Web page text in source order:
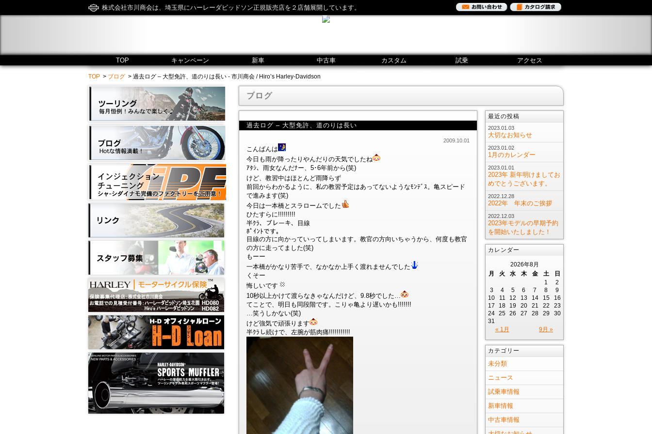
株式会社市川商会は、埼玉県にハーレーダビッドソン正規販売店を２店舗展開しています。
TOP キャンペーン 新車 中古車 カスタム 試乗 アクセス
TOP > ブログ > 過去ログ – 大型免許、道のりは長い - 市川商会 / Hiro’s Harley-Davidson
ブログ
過去ログ – 大型免許、道のりは長い
2009.10.01
こんばんは
今日も雨が降ったりやんだりの天気でしたね
ｱﾀｼ、雨女なんだﾅー、5･6年前から(笑)
けど、教習中はほとんど雨降らず
前回からわかるように、私の教習予定はあってないようなﾓﾝﾃﾞｽ。亀スピード
で進みます(笑)
今日は一本橋とスラロームでした
ひたすらに!!!!!!!!!
半ｸﾗ、ブレーキ、目線
ﾎﾟｲﾝﾄです。
目線の方に向かっていってしまいます。教官の方向いちゃうから、何度も教官
の方に走ってました(笑)
もーー
一本橋がかなり苦手で、なかなか上手く渡れませんでした
くそー
悔しいです
10秒以上かけて渡らなきゃなんだけど、9.8秒でした…
てことで、明日も同段階です。こりゃ亀より遅いかも!!!!!!!
…笑うしかない(笑)
けど強気で頑張ります
半ｸﾗし続けで、左腕が筋肉痛!!!!!!!!!!!
最近の投稿
2023.01.03
大切なお知らせ
2023.01.02
1月のカレンダー
2023.01.01
2023年 新年明けましてお
めでとうございます。
2022.12.28
2022年 年末のご挨拶
2022.12.03
2023年モデルの早期予約
を開始いたしました！
カレンダー
2026年8月
月
火 水 木 金 土 日
« 1月 9月 »
1
2
3
4 5 6 7 8
9
10
11 12 13 14 15
16
17
18 19 20 21 22
23
24 25 26 27 28 29
30
31
カテゴリー
未分類
ニュース
試乗車情報
新車情報
中古車情報